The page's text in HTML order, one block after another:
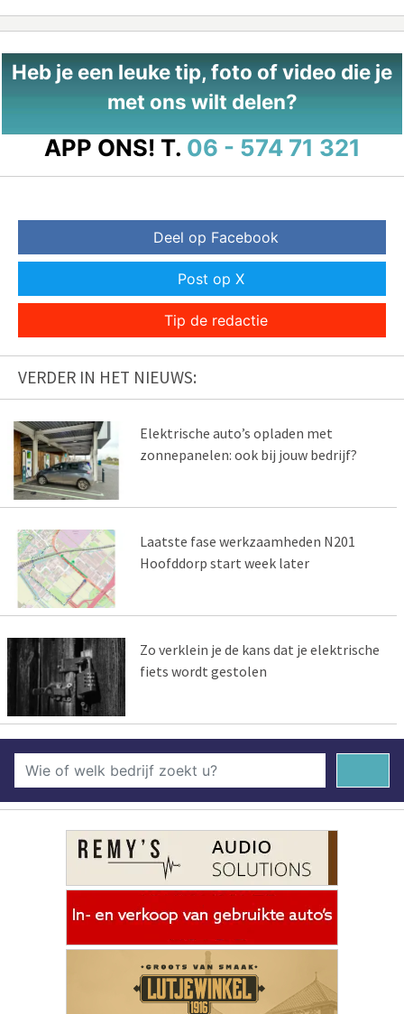
Heb je een leuke tip, foto of video die je
met ons wilt delen?
APP ONS! T. 06 - 574 71 321
Deel op Facebook
Post op X
Tip de redactie
VERDER IN HET NIEUWS:
Elektrische auto’s opladen met
zonnepanelen: ook bij jouw bedrijf?
Laatste fase werkzaamheden N201
Hoofddorp start week later
Zo verklein je de kans dat je elektrische
fiets wordt gestolen